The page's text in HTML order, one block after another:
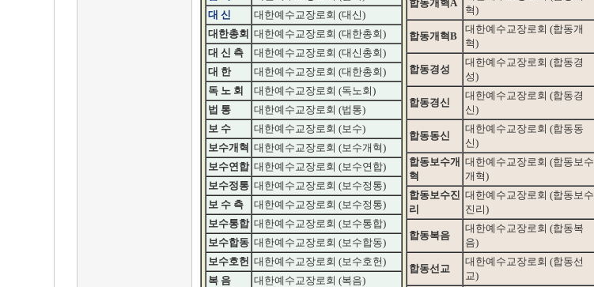
대 신
대한예수교장로회 (대신)
대한총회 대한예수교장로회 (대한총회)
대 신 측
대한예수교장로회 (대신총회)
대 한
대한예수교장로회 (대한총회)
독 노 회
대한예수교장로회 (독노회)
법 통
대한예수교장로회 (법통)
보 수
대한예수교장로회 (보수)
보수개혁 대한예수교장로회 (보수개혁)
보수연합 대한예수교장로회 (보수연합)
보수정통 대한예수교장로회 (보수정통)
보 수 측
대한예수교장로회 (보수정통)
보수통합 대한예수교장로회 (보수통합)
보수합동 대한예수교장로회 (보수합동)
보수호헌 대한예수교장로회 (보수호헌)
복 음
대한예수교장로회 (복음)
합동개혁A
혁)
합동개혁B
대한예수교장로회 (합동개
혁)
합동경성
대한예수교장로회 (합동경
성)
합동경신
대한예수교장로회 (합동경
신)
합동동신
대한예수교장로회 (합동동
신)
합동보수개
혁
대한예수교장로회 (합동보수
개혁)
합동보수진
리
대한예수교장로회 (합동보수
진리)
합동복음
대한예수교장로회 (합동복
음)
합동선교
대한예수교장로회 (합동선
교)